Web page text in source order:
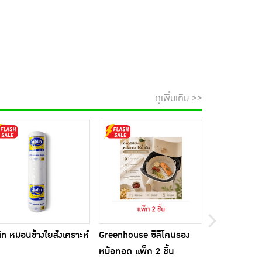
ดูเพิ่มเติม >>
หมอนข้างใยสังเคราะห์
Greenhouse ซิลิโคนรอง
หม้อทอด แพ็ก 2 ชิ้น